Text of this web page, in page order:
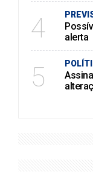
4
alerta
5